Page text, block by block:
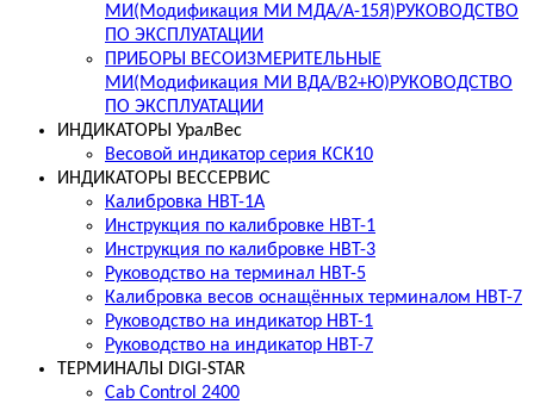
МИ(Модификация МИ МДА/А-15Я)РУКОВОДСТВО
ПО ЭКСПЛУАТАЦИИ
ПРИБОРЫ ВЕСОИЗМЕРИТЕЛЬНЫЕ
МИ(Модификация МИ ВДА/В2+Ю)РУКОВОДСТВО
ПО ЭКСПЛУАТАЦИИ
ИНДИКАТОРЫ УралВес
Весовой индикатор серия КСК10
ИНДИКАТОРЫ ВЕССЕРВИС
Калибровка НВТ-1А
Инструкция по калибровке НВТ-1
Инструкция по калибровке НВТ-3
Руководство на терминал НВТ-5
Калибровка весов оснащённых терминалом НВТ-7
Руководство на индикатор НВТ-1
Руководство на индикатор НВТ-7
ТЕРМИНАЛЫ DIGI-STAR
Cab Control 2400